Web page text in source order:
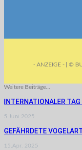
- ANZEIGE - | ©
Weitere Beiträge...
INTERNATIONALER
5.Juni 2025
GEFÄHRDETE
15.Apr. 2025